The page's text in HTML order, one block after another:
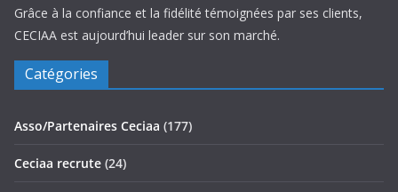
Grâce à la confiance et la fidélité témoignées par ses clients,
CECIAA est aujourd’hui leader sur son marché.
Catégories
Asso/Partenaires Ceciaa (177)
Ceciaa recrute (24)